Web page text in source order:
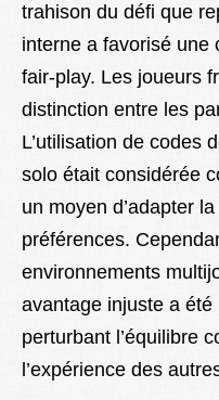
trahison du défi que
interne a favorisé une
fair-play. Les joueurs
distinction entre les
L’utilisation de codes
solo était considérée
un moyen d’adapter
préférences.
environnements
avantage injuste a
perturbant l’équilibre
l’expérience des